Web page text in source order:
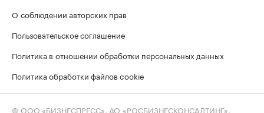
О соблюдении авторских прав
Пользовательское соглашение
Политика в отношении обработки персональных данных
Политика обработки файлов cookie
© ООО «БИЗНЕСПРЕСС», АО «РОСБИЗНЕСКОНСАЛТИНГ»,